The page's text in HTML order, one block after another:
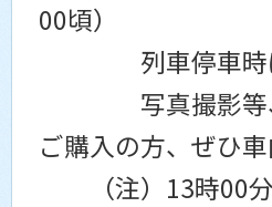
00頃）
列車停車時は
写真撮影等、車
ご購入の方、ぜひ
（注）13時00分